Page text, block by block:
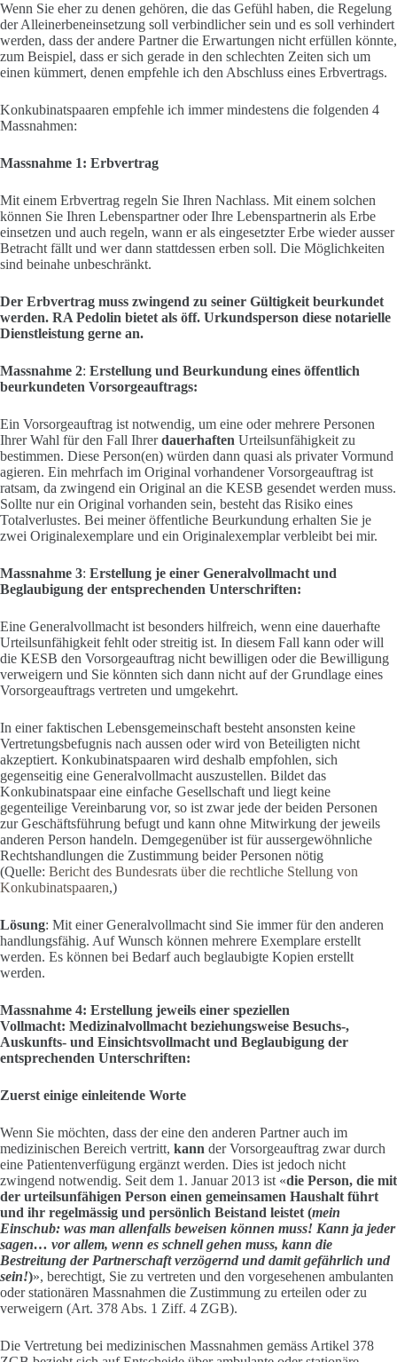
Wenn Sie eher zu denen gehören, die das Gefühl haben, die Regelung
der Alleinerbeneinsetzung soll verbindlicher sein und es soll verhindert
werden, dass der andere Partner die Erwartungen nicht erfüllen könnte,
zum Beispiel, dass er sich gerade in den schlechten Zeiten sich um
einen kümmert, denen empfehle ich den Abschluss eines Erbvertrags.
Konkubinatspaaren empfehle ich immer mindestens die folgenden 4
Massnahmen:
Massnahme 1: Erbvertrag
Mit einem Erbvertrag regeln Sie Ihren Nachlass. Mit einem solchen
können Sie Ihren Lebenspartner oder Ihre Lebenspartnerin als Erbe
einsetzen und auch regeln, wann er als eingesetzter Erbe wieder ausser
Betracht fällt und wer dann stattdessen erben soll. Die Möglichkeiten
sind beinahe unbeschränkt.
Der Erbvertrag muss zwingend zu seiner Gültigkeit beurkundet
werden. RA Pedolin bietet als öff. Urkundsperson diese notarielle
Dienstleistung gerne an.
Massnahme 2: Erstellung und Beurkundung eines öffentlich
beurkundeten Vorsorgeauftrags:
Ein Vorsorgeauftrag ist notwendig, um eine oder mehrere Personen
Ihrer Wahl für den Fall Ihrerdauerhaften Urteilsunfähigkeit zu
bestimmen. Diese Person(en) würden dann quasi als privater Vormund
agieren. Ein mehrfach im Original vorhandener Vorsorgeauftrag ist
ratsam, da zwingend ein Original an die KESB gesendet werden muss.
Sollte nur ein Original vorhanden sein, besteht das Risiko eines
Totalverlustes. Bei meiner öffentliche Beurkundung erhalten Sie je
zwei Originalexemplare und ein Originalexemplar verbleibt bei mir.
Massnahme 3: Erstellung je einer Generalvollmacht und
Beglaubigung der entsprechenden Unterschriften:
Eine Generalvollmacht ist besonders hilfreich, wenn eine dauerhafte
Urteilsunfähigkeit fehlt oder streitig ist. In diesem Fall kann oder will
die KESB den Vorsorgeauftrag nicht bewilligen oder die Bewilligung
verweigern und Sie könnten sich dann nicht auf der Grundlage eines
Vorsorgeauftrags vertreten und umgekehrt.
In einer faktischen Lebensgemeinschaft besteht ansonsten keine
Vertretungsbefugnis nach aussen oder wird von Beteiligten nicht
akzeptiert. Konkubinatspaaren wird deshalb empfohlen, sich
gegenseitig eine Generalvollmacht auszustellen. Bildet das
Konkubinatspaar eine einfache Gesellschaft und liegt keine
gegenteilige Vereinbarung vor, so ist zwar jede der beiden Personen
zur Geschäftsführung befugt und kann ohne Mitwirkung der jeweils
anderen Person handeln. Demgegenüber ist für aussergewöhnliche
Rechtshandlungen die Zustimmung beider Personen nötig
(Quelle: Bericht des Bundesrats über die rechtliche Stellung von
Konkubinatspaaren,)
Lösung: Mit einer Generalvollmacht sind Sie immer für den anderen
handlungsfähig. Auf Wunsch können mehrere Exemplare erstellt
werden. Es können bei Bedarf auch beglaubigte Kopien erstellt
werden.
Massnahme 4: Erstellung jeweils einer speziellen
Vollmacht: Medizinalvollmacht beziehungsweise Besuchs-,
Auskunfts- und Einsichtsvollmacht und Beglaubigung der
entsprechenden Unterschriften:
Zuerst einige einleitende Worte
Wenn Sie möchten, dass der eine den anderen Partner auch im
medizinischen Bereich vertritt, kann der Vorsorgeauftrag zwar durch
eine Patientenverfügung ergänzt werden. Dies ist jedoch nicht
zwingend notwendig. Seit dem 1. Januar 2013 ist «die Person, die mit
der urteilsunfähigen Person einen gemeinsamen Haushalt führt
und ihr regelmässig und persönlich Beistand leistet (mein
Einschub: was man allenfalls beweisen können muss! Kann ja jeder
sagen… vor allem, wenn es schnell gehen muss, kann die
Bestreitung der Partnerschaftverzögernd und damitgefährlich und
sein!)», berechtigt, Sie zu vertreten und den vorgesehenen ambulanten
oder stationären Massnahmen die Zustimmung zu erteilen oder zu
verweigern (Art. 378 Abs. 1 Ziff. 4 ZGB).
Die Vertretung bei medizinischen Massnahmen gemäss Artikel 378